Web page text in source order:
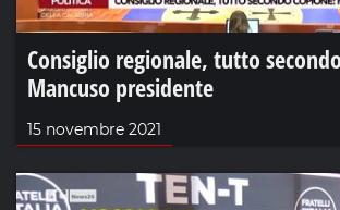
Consiglio regionale, tutto
Mancuso presidente
15 novembre 2021